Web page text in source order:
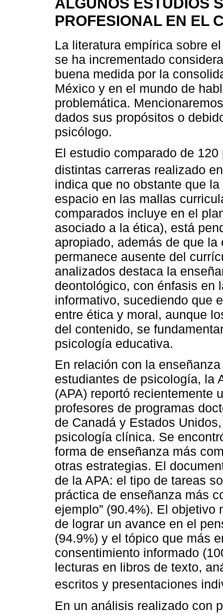
PROFESIONAL EN EL
La literatura empírica sobre
se ha incrementado
buena medida por la
México y en el mundo de
problemática.
dados sus propósitos o
psicólogo.
El estudio comparado de
distintas carreras realizado
indica que no obstante que
espacio en las mallas
comparados incluye en el
asociado a la ética), está
apropiado, además de que
permanece ausente del
analizados destaca la
deontológico, con énfasis en
informativo, sucediendo que
entre ética y moral, aunque
del contenido, se
psicología educativa.
En relación con la
estudiantes de psicología, la
(APA) reportó recientemente
profesores de programas
de Canadá y Estados
psicología clínica. Se
forma de enseñanza más
otras estrategias. El
de la APA: el tipo de tareas
práctica de enseñanza más
ejemplo” (90.4%). El
de lograr un avance en el
(94.9%) y el tópico que más
consentimiento informado
lecturas en libros de texto,
escritos y presentaciones
En un análisis realizado con